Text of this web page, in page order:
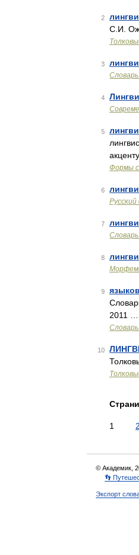
2
С.И.
3
4
5
Формы
6
7
8
9
2011 …
10
1 2
© Академик,
👣
Экспорт